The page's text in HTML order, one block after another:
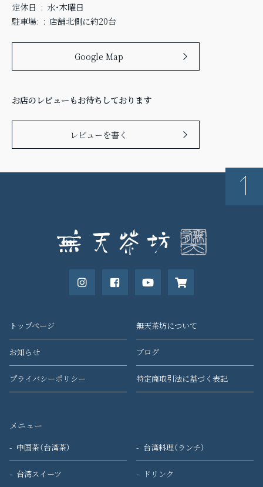
定休日
水・木曜日
駐車場:
店舗北側に約20台
Google Map
お店のレビューもお待ちしております
レビューを書く
トップページ 無天茶坊について
お知らせ ブログ
プライバシーポリシー 特定商取引法に基づく表記
メニュー
中国茶（台湾茶） 台湾料理（ランチ）
台湾スイーツ ドリンク